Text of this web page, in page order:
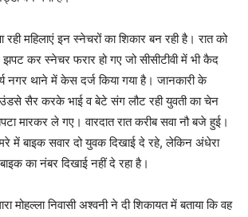
महिलाएं इन स्नेचरों का शिकार बन रही है। रात को
कर स्नेचर फरार हो गए जो सीसीटीवी में भी कैद
थाने में केस दर्ज किया गया है। जानकारी के
सैर करके भाई व बेटे संग लौट रही युवती का चेन
मारकर ले गए। वारदात रात करीब सवा नौ बजे हुई।
में बाइक सवार दो युवक दिखाई दे रहे, लेकिन अंधेरा
का नंबर दिखाई नहीं दे रहा है।
मोहल्ला निवासी अश्वनी ने दी शिकायत में बताया कि वह